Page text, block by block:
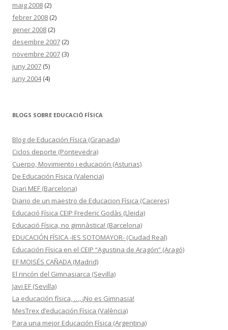
maig 2008 (2)
febrer 2008 (2)
gener 2008 (2)
desembre 2007 (2)
novembre 2007 (3)
juny 2007 (5)
juny 2004(4)
BLOGS SOBRE EDUCACIÓ FÍSICA
Blog de Educación Física (Granada)
Ciclos deporte (Pontevedra)
Cuerpo, Movimiento i educación (Asturias)
De Educación Física (Valencia)
Diari MEF (Barcelona)
Diario de un maestro de Educacion Física (Caceres)
Educació Física CEIP Frederic Godàs (Lleida)
Educació Física, no gimnàstica! (Barcelona)
EDUCACIÓN FÍSICA -IES SOTOMAYOR- (Ciudad Real)
Educación Física en el CEIP “Agustina de Aragón” (Aragó)
EF MOISÉS CAÑADA (Madrid)
El rincón del Gimnasiarca (Sevilla)
Javi EF (Sevilla)
La educación física, …, ¡No es Gimnasia!
MesTrex d’educación Física (València)
Para una mejor Educación Física (Argentina)